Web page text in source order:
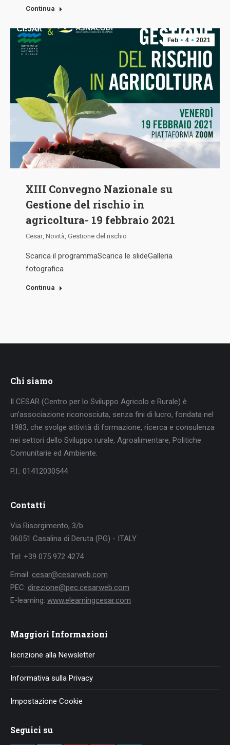
Continua
Feb 4 2021
XIII Convegno Nazionale su
Gestione del rischio in
agricoltura- 19 febbraio 2021
Cesar, Novità, Gestione del rischio
Scarica il programmaScarica le slideGalleria
fotografica
Continua
Chi siamo
Il CESAR (Centro per lo Sviluppo Agricolo e Rurale) è
un’associazione riconosciuta, senza fini di lucro, fondata nel
1983, che svolge attività di formazione, ricerca e consulenza
nei settori dello Sviluppo rurale, Agroalimentare, Politiche
Comunitarie ed Ambiente.
P.I.: 01412030544
Contatti
Via Risorgimento, 3/b
06051 Casalina di Deruta (PG) - ITALY
Tel: +39 075 972 4274
Email: cesar@cesarweb.com
PEC: direzione@pec.cesarweb.com
E-learning: www.elearningcesar.com
Maggiori Informazioni
Iscrizione alla Newsletter
Informativa sulla Privacy
Impostazione Cookie
Seguici su